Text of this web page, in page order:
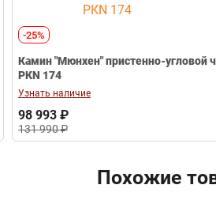
-25%
Камин "Мюнхен" пристенно-угловой
РКN 174
Узнать наличие
98 993 ₽
131 990 ₽
Похожие